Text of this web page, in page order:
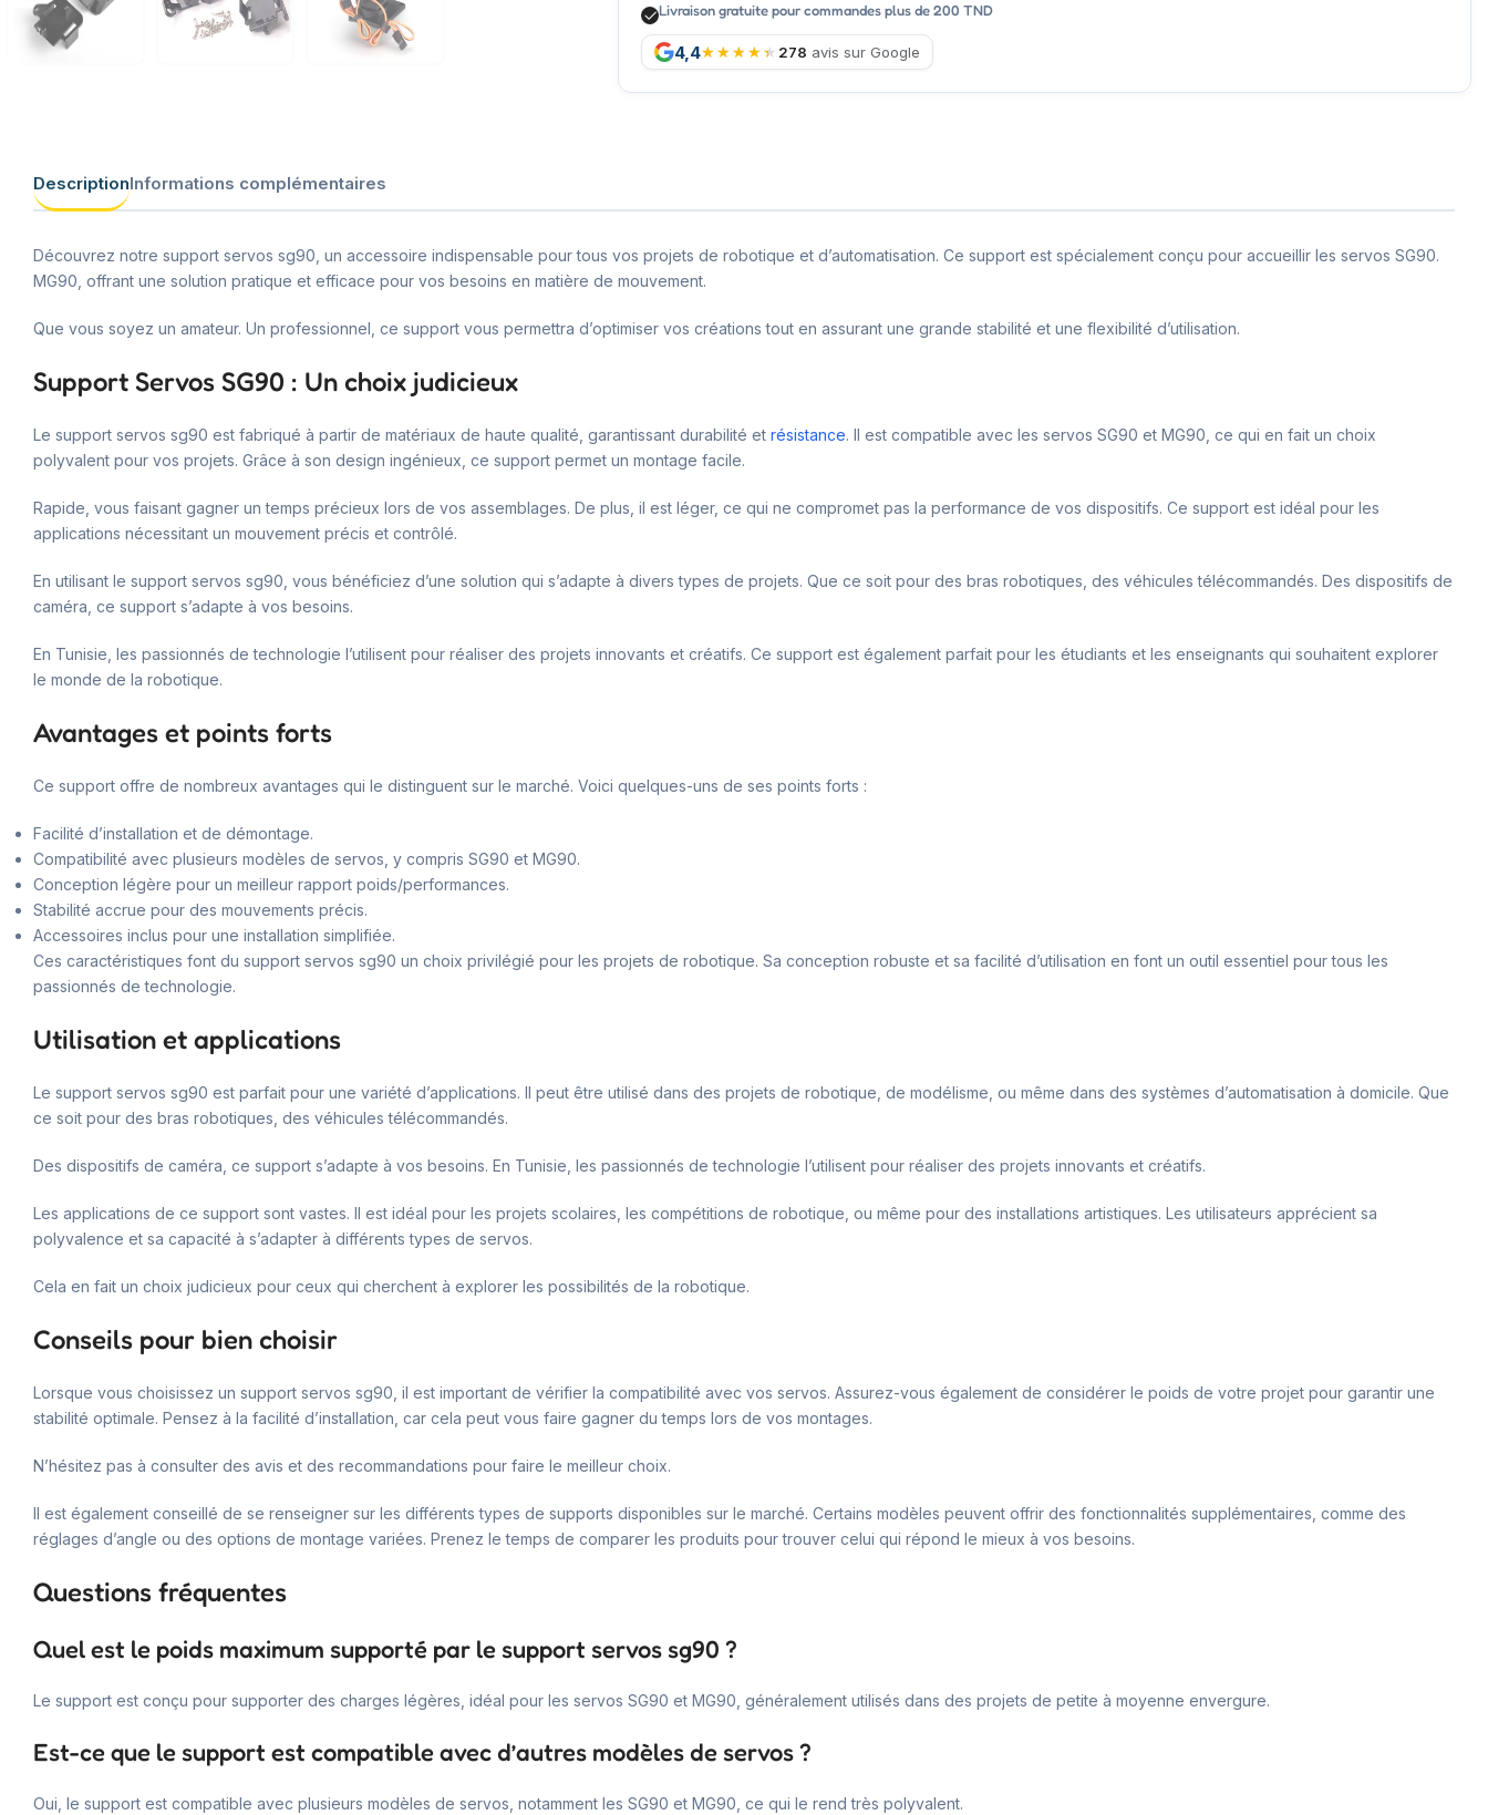
Livraison gratuite pour commandes plus de 200 TND
4,4 278 avis sur Google
DescriptionInformations complémentaires
Découvrez notre support servos sg90, un accessoire indispensable pour tous vos projets de robotique et d’automatisation. Ce support est spécialement conçu pour accueillir les servos SG90.
MG90, offrant une solution pratique et efficace pour vos besoins en matière de mouvement.
Que vous soyez un amateur. Un professionnel, ce support vous permettra d’optimiser vos créations tout en assurant une grande stabilité et une flexibilité d’utilisation.
Support Servos SG90 : Un choix judicieux
Le support servos sg90 est fabriqué à partir de matériaux de haute qualité, garantissant durabilité et résistance. Il est compatible avec les servos SG90 et MG90, ce qui en fait un choix
polyvalent pour vos projets. Grâce à son design ingénieux, ce support permet un montage facile.
Rapide, vous faisant gagner un temps précieux lors de vos assemblages. De plus, il est léger, ce qui ne compromet pas la performance de vos dispositifs. Ce support est idéal pour les
applications nécessitant un mouvement précis et contrôlé.
En utilisant le support servos sg90, vous bénéficiez d’une solution qui s’adapte à divers types de projets. Que ce soit pour des bras robotiques, des véhicules télécommandés. Des dispositifs de
caméra, ce support s’adapte à vos besoins.
En Tunisie, les passionnés de technologie l’utilisent pour réaliser des projets innovants et créatifs. Ce support est également parfait pour les étudiants et les enseignants qui souhaitent explorer
le monde de la robotique.
Avantages et points forts
Ce support offre de nombreux avantages qui le distinguent sur le marché. Voici quelques-uns de ses points forts :
Facilité d’installation et de démontage.
Compatibilité avec plusieurs modèles de servos, y compris SG90 et MG90.
Conception légère pour un meilleur rapport poids/performances.
Stabilité accrue pour des mouvements précis.
Accessoires inclus pour une installation simplifiée.
Ces caractéristiques font du support servos sg90 un choix privilégié pour les projets de robotique. Sa conception robuste et sa facilité d’utilisation en font un outil essentiel pour tous les
passionnés de technologie.
Utilisation et applications
Le support servos sg90 est parfait pour une variété d’applications. Il peut être utilisé dans des projets de robotique, de modélisme, ou même dans des systèmes d’automatisation à domicile. Que
ce soit pour des bras robotiques, des véhicules télécommandés.
Des dispositifs de caméra, ce support s’adapte à vos besoins. En Tunisie, les passionnés de technologie l’utilisent pour réaliser des projets innovants et créatifs.
Les applications de ce support sont vastes. Il est idéal pour les projets scolaires, les compétitions de robotique, ou même pour des installations artistiques. Les utilisateurs apprécient sa
polyvalence et sa capacité à s’adapter à différents types de servos.
Cela en fait un choix judicieux pour ceux qui cherchent à explorer les possibilités de la robotique.
Conseils pour bien choisir
Lorsque vous choisissez un support servos sg90, il est important de vérifier la compatibilité avec vos servos. Assurez-vous également de considérer le poids de votre projet pour garantir une
stabilité optimale. Pensez à la facilité d’installation, car cela peut vous faire gagner du temps lors de vos montages.
N’hésitez pas à consulter des avis et des recommandations pour faire le meilleur choix.
Il est également conseillé de se renseigner sur les différents types de supports disponibles sur le marché. Certains modèles peuvent offrir des fonctionnalités supplémentaires, comme des
réglages d’angle ou des options de montage variées. Prenez le temps de comparer les produits pour trouver celui qui répond le mieux à vos besoins.
Questions fréquentes
Quel est le poids maximum supporté par le support servos sg90 ?
Le support est conçu pour supporter des charges légères, idéal pour les servos SG90 et MG90, généralement utilisés dans des projets de petite à moyenne envergure.
Est-ce que le support est compatible avec d’autres modèles de servos ?
Oui, le support est compatible avec plusieurs modèles de servos, notamment les SG90 et MG90, ce qui le rend très polyvalent.